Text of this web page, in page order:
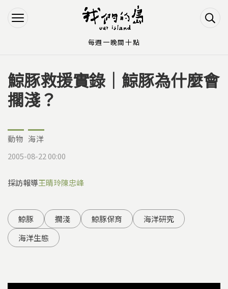
Jump to Navigation
Jump to Main content
您在這裡
鯨豚救援實錄｜鯨豚為什麼會
擱淺？
動物 海洋
2005-08-22 00:00
採訪報導王晴玲陳忠峰
鯨豚 擱淺 鯨豚保育
海洋研究
海洋生態
每週一晚間十點